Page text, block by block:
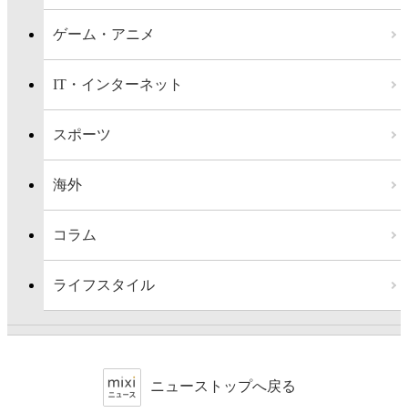
ゲーム・アニメ
IT・インターネット
スポーツ
海外
コラム
ライフスタイル
ニューストップへ戻る